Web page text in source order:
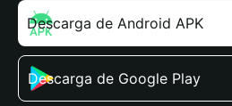
Descarga de Android APK
Descarga de Google Play